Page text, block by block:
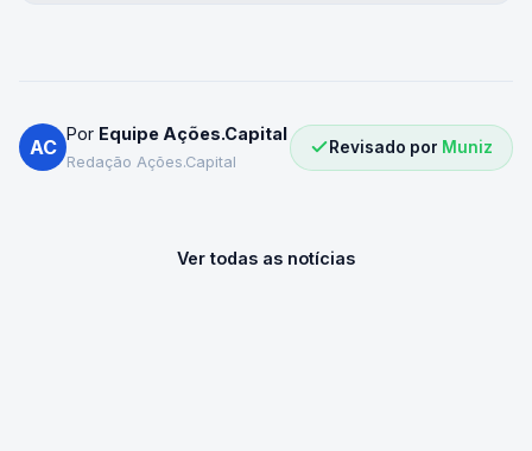
AC
Por Equipe Ações.Capital
Redação Ações.Capital
Revisado por Muniz
Ver todas as notícias